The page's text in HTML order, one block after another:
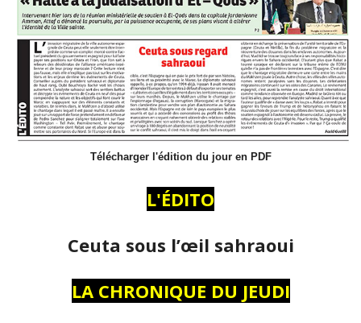
Télécharger l'édition du jour en PDF
L'ÉDITO
Ceuta sous l’œil sahraoui
LA CHRONIQUE DU JEUDI